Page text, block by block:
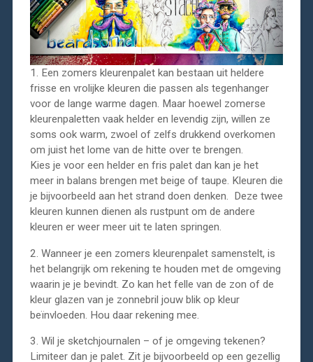
1. Een zomers kleurenpalet kan bestaan uit heldere
frisse en vrolijke kleuren die passen als tegenhanger
voor de lange warme dagen. Maar hoewel zomerse
kleurenpaletten vaak helder en levendig zijn, willen ze
soms ook warm, zwoel of zelfs drukkend overkomen
om juist het lome van de hitte over te brengen.
Kies je voor een helder en fris palet dan kan je het
meer in balans brengen met beige of taupe. Kleuren die
je bijvoorbeeld aan het strand doen denken. Deze twee
kleuren kunnen dienen als rustpunt om de andere
kleuren er weer meer uit te laten springen.
2. Wanneer je een zomers kleurenpalet samenstelt, is
het belangrijk om rekening te houden met de omgeving
waarin je je bevindt. Zo kan het felle van de zon of de
kleur glazen van je zonnebril jouw blik op kleur
beïnvloeden. Hou daar rekening mee.
3. Wil je sketchjournalen – of je omgeving tekenen?
Limiteer dan je palet. Zit je bijvoorbeeld op een gezellig